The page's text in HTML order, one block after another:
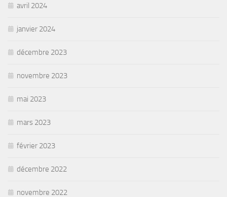
avril 2024
janvier 2024
décembre 2023
novembre 2023
mai 2023
mars 2023
février 2023
décembre 2022
novembre 2022